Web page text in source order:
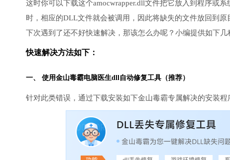
这时你可以下载这个amocwrapper.dll文件把它放入到程序或
时，相应的DLL文件就会被调用，因此将缺失的文件放回到
下次遇到了还不好快速解决，那该怎么办呢？小编提供如下
快速解决方法如下：
一、 使用金山毒霸电脑医生dll自动修复工具（推荐）
针对此类错误，通过下载安装如下金山毒霸专属解决的安装